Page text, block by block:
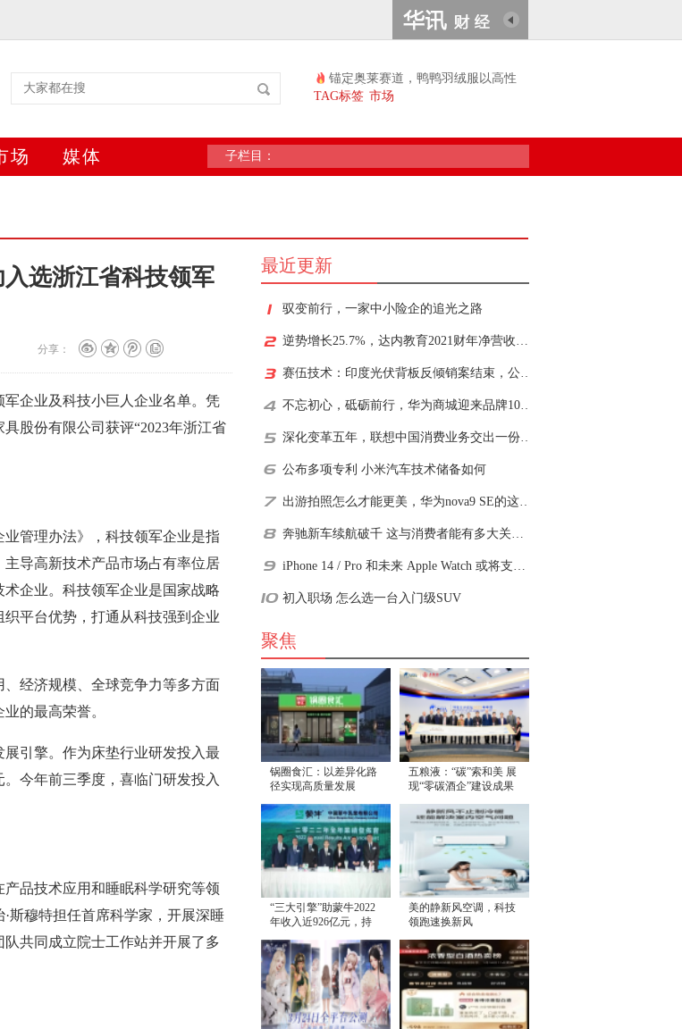
锚定奥莱赛道，鸭鸭羽绒服以高性
价比续...
TAG标签 市场
场 媒体 子栏目：
选浙江省科技领军
分享：
企业及科技小巨人企业名单。凭
股份有限公司获评“2023年浙江省
管理办法》，科技领军企业是指
导高新技术产品市场占有率位居
企业。科技领军企业是国家战略
平台优势，打通从科技强到企业
经济规模、全球竞争力等多方面
的最高荣誉。
引擎。作为床垫行业研发投入最
今年前三季度，喜临门研发投入
品技术应用和睡眠科学研究等领
斯穆特担任首席科学家，开展深睡
共同成立院士工作站并开展了多
最近更新
驭变前行，一家中小险企的追光之路
逆势增长25.7%，达内教育2021财年净营收23.87亿创历史新高，Q4正向现金流1.3亿
赛伍技术：印度光伏背板反倾销案结束，公司获得最低额关税
不忘初心，砥砺前行，华为商城迎来品牌10周年
深化变革五年，联想中国消费业务交出一份“龙腾虎跃”成绩单
公布多项专利 小米汽车技术储备如何
出游拍照怎么才能更美，华为nova9 SE的这些技巧了解一下
奔驰新车续航破千 这与消费者能有多大关系呢
iPhone 14 / Pro 和未来 Apple Watch 或将支持卫星网络连接，用于 SOS 求救和紧急短信
初入职场 怎么选一台入门级SUV
聚焦
锅圈食汇：以差异化路
径实现高质量发展
五粮液：“碳”索和美 展
现“零碳酒企”建设成果
“三大引擎”助蒙牛2022
年收入近926亿元，持
美的静新风空调，科技
领跑速换新风